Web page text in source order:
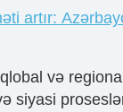
artır:
və
siyasi